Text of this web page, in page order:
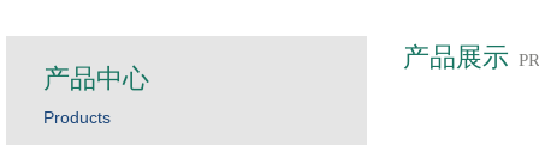
产品展示
产品中心
Products